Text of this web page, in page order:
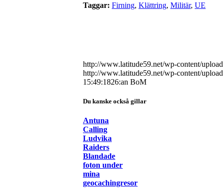
Taggar: Firning, Klättring, Militär, UE
http://www.latitude59.net/wp-content/
http://www.latitude59.net/wp-content/
15:49:1826:an BoM
Du kanske också gillar
Antuna
Calling
Ludvika
Raiders
Blandade
foton under
mina
geocachingresor